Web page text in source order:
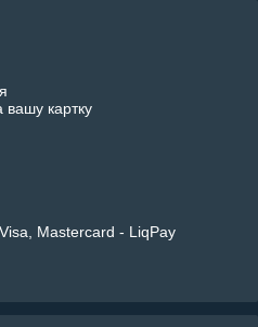
вашу картку
Mastercard - LiqPay